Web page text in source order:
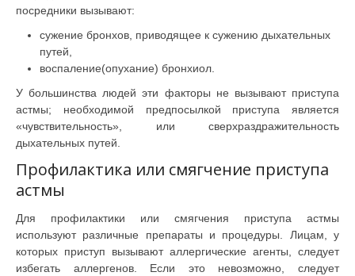
посредники вызывают:
сужение бронхов, приводящее к сужению дыхательных
путей,
воспаление(опухание) бронхиол.
У большинства людей эти факторы не вызывают приступа
астмы; необходимой предпосылкой приступа является
«чувствительность», или сверхраздражительность
дыхательных путей.
Профилактика или смягчение приступа
астмы
Для профилактики или смягчения приступа астмы
используют различные препараты и процедуры. Лицам, у
которых приступ вызывают аллергические агенты, следует
избегать аллергенов. Если это невозможно, следует